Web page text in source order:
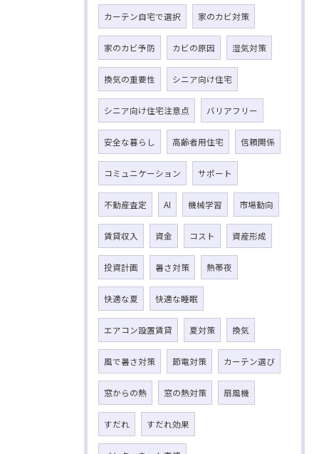
カーテン自宅で選択 家のカビ対策
家のカビ予防 カビの原因 湿気対策
換気の重要性 シニア向け住宅
シニア向け住宅注意点 バリアフリー
安全な暮らし 高齢者用住宅 信頼関係
コミュニケーション サポート
不動産査定 AI 機械学習 市場動向
賃貸収入 資金 コスト 資産形成
投資計画 暑さ対策 熱帯夜
快適な夏 快適な睡眠
エアコン設置賃貸 夏対策 換気
風で暑さ対策 節電対策 カーテン選び
窓からの熱 窓の熱対策 扇風機
すだれ すだれ効果